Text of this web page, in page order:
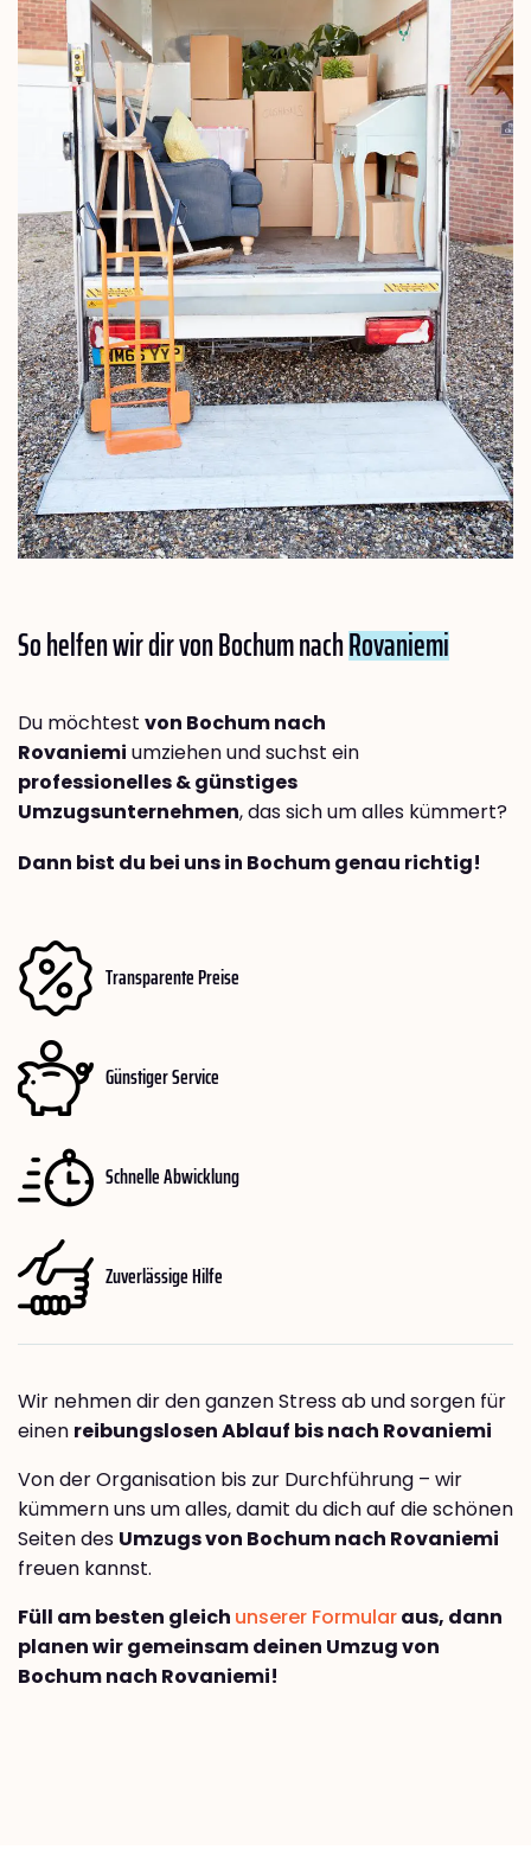
So helfen wir dir von Bochum nachRovaniemi
Du möchtest von Bochum nach
Rovaniemi umziehen und suchst ein
professionelles & günstiges
Umzugsunternehmen, das sich um alles kümmert?
Dann bist du bei uns in Bochum genau richtig!
Transparente Preise
Günstiger Service
Schnelle Abwicklung
Zuverlässige Hilfe
Wir nehmen dir den ganzen Stress ab und sorgen für
einen reibungslosen Ablauf bis nach Rovaniemi
Von der Organisation bis zur Durchführung – wir
kümmern uns um alles, damit du dich auf die schönen
Seiten des Umzugs von Bochum nach Rovaniemi
freuen kannst.
Füll am besten gleich unserer Formularaus, dann
planen wir gemeinsam deinen Umzug von
Bochum nach Rovaniemi!